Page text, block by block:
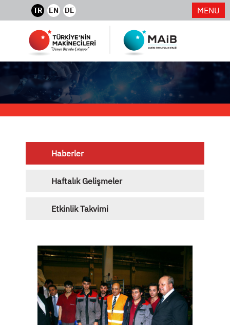
TR EN DE MENU
Haberler
Haftalık Gelişmeler
Etkinlik Takvimi